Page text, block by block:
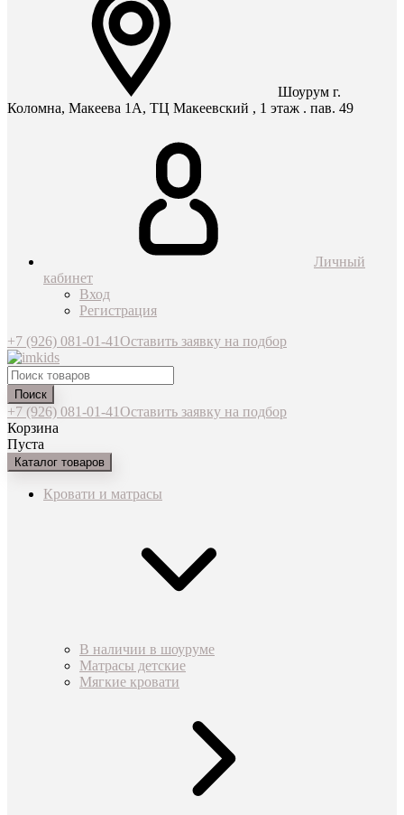
Шоурум г.
Коломна, Макеева 1А, ТЦ Макеевский , 1 этаж . пав. 49
Личный
кабинет
Вход
Регистрация
+7 (926) 081-01-41Оставить заявку на подбор
Поиск
+7 (926) 081-01-41Оставить заявку на подбор
Корзина
Пуста
Каталог товаров
Кровати и матрасы
В наличии в шоуруме
Матрасы детские
Мягкие кровати